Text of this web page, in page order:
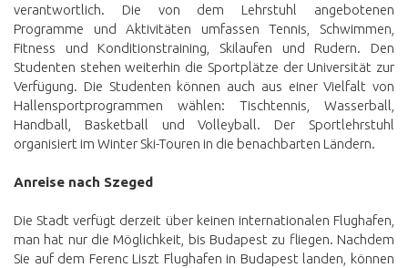
verantwortlich. Die von dem Lehrstuhl angebotenen
Programme und Aktivitäten umfassen Tennis, Schwimmen,
Fitness und Konditionstraining, Skilaufen und Rudern. Den
Studenten stehen weiterhin die Sportplätze der Universität zur
Verfügung. Die Studenten können auch aus einer Vielfalt von
Hallensportprogrammen wählen: Tischtennis, Wasserball,
Handball, Basketball und Volleyball. Der Sportlehrstuhl
organisiert im Winter Ski-Touren in die benachbarten Ländern.
Anreise nach Szeged
Die Stadt verfügt derzeit über keinen internationalen Flughafen,
man hat nur die Möglichkeit, bis Budapest zu fliegen. Nachdem
Sie auf dem Ferenc Liszt Flughafen in Budapest landen, können